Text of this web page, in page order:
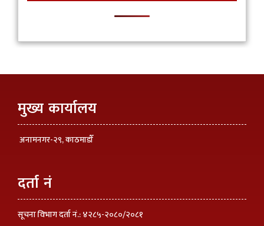
मुख्य कार्यालय
अनामनगर-२९, काठमाडाैँ
दर्ता नं
सूचना विभाग दर्ता नं.: ४२८५-२०८०/२०८१